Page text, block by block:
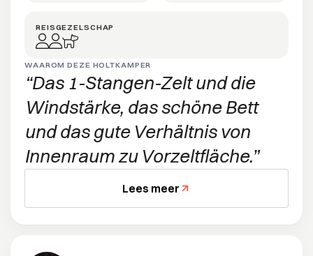
REISGEZELSCHAP
WAAROM DEZE HOLTKAMPER
Das 1-Stangen-Zelt und die
Windstärke, das schöne Bett
und das gute Verhältnis von
Innenraum zu Vorzeltfläche.
Lees meer